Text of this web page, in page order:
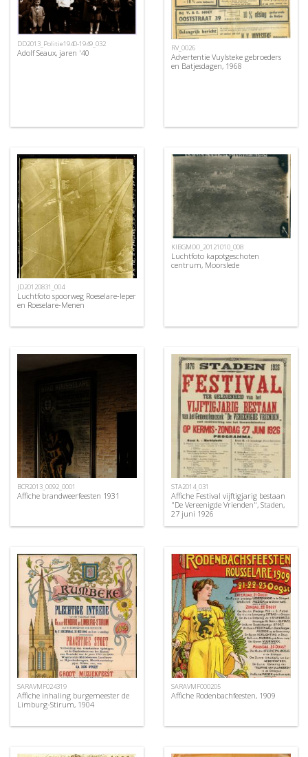
DD2013_Politie1940-1949_032
Adolf Seaux, jaren '40 RV_0026
Advertentie Vuylsteke gebroeders
en Batjesdagen, 1968
JD20120831_004
Luchtfoto spoorweg Roeselare-Ieper
en Roeselare-Menen
KIBGMOO_20121010_008
Luchtfoto kapotgeschoten
centrum, Moorslede
BCR2013_0092_0001
Affiche brandweerfeesten 1931
STA2014_031
Affiche Festival vijftigjarig bestaan
"De Vereenigde Vrienden", Staden,
27 juni 1926
SARAVMF024319
Affiche inhaling burgemeester de
Limburg-Stirum, 1904
SARAVMF000205
Affiche Rodenbachfeesten, 1909